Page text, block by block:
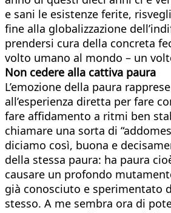
e sani le esistenze ferite,
fine alla globalizzazione
prendersi cura della concreta
volto umano al mondo – un
Non cedere alla cattiva paura
L’emozione della paura
all’esperienza diretta per fare
fare affidamento a ritmi ben
chiamare una sorta di
diciamo così, buona e
della stessa paura: ha paura
causare un profondo
già conosciuto e sperimentato
stesso. A me sembra ora di